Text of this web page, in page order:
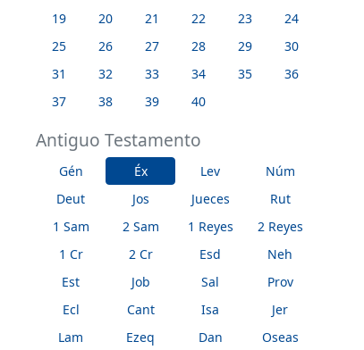
19
20 21 22 23
24
25
26 27 28 29
30
31
32 33 34 35
36
37
38 39 40
Antiguo Testamento
Gén Éx Lev
Núm
Deut
Jos Jueces
Rut
1 Sam
2 Sam 1 Reyes
2 Reyes
1 Cr
2 Cr Esd
Neh
Est
Job Sal
Prov
Ecl
Cant Isa
Jer
Lam
Ezeq Dan
Oseas